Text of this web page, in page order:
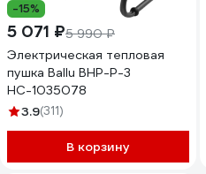
-15%
5 071 ₽5 990 ₽
Электрическая тепловая
пушка Ballu BHP-P-3
НС-1035078
3.9(311)
В корзину